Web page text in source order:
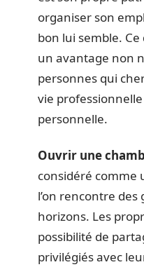
organiser son
bon lui semble.
un avantage non
personnes qui
vie
personnelle.
Ouvrir une
considéré comme
l’on rencontre
horizons. Les
possibilité de
privilégiés avec